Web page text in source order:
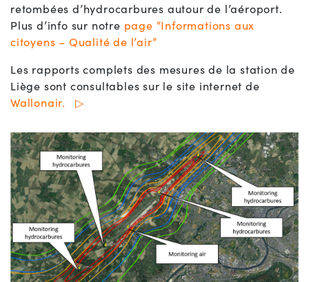
retombées d’hydrocarbures autour de l’aéroport.
Plus d’info sur notre page “Informations aux
citoyens – Qualité de l’air”
Les rapports complets des mesures de la station de
Liège sont consultables sur le site internet de
Wallonair.